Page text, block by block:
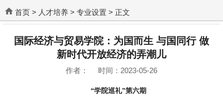
首页 > 人才培养 > 专业设置 > 正文
国际经济与贸易学院：为国而生 与国同行 做
新时代开放经济的弄潮儿
作者： 时间：2023-05-26
“学院巡礼”第六期